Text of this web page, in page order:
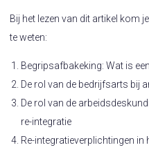
Bij het lezen van dit artikel kom
te weten:
Begripsafbakeking: Wat is
De rol van de bedrijfsarts bij
De rol van de
re-integratie
Re-integratieverplichtingen in